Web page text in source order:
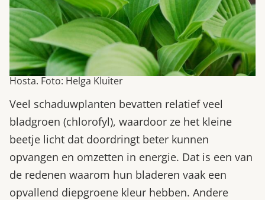
Hosta. Foto: Helga Kluiter
Veel schaduwplanten bevatten relatief veel
bladgroen (chlorofyl), waardoor ze het kleine
beetje licht dat doordringt beter kunnen
opvangen en omzetten in energie. Dat is een van
de redenen waarom hun bladeren vaak een
opvallend diepgroene kleur hebben. Andere